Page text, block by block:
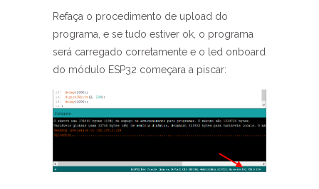
Refaça o procedimento de upload do
programa, e se tudo estiver ok, o programa
será carregado corretamente e o led onboard
do módulo ESP32 começara a piscar: